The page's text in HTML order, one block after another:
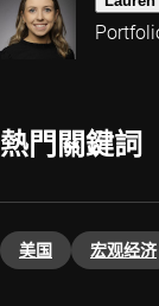
熱門關鍵詞
美国 宏观经济